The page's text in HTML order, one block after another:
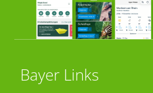
Bayer Links